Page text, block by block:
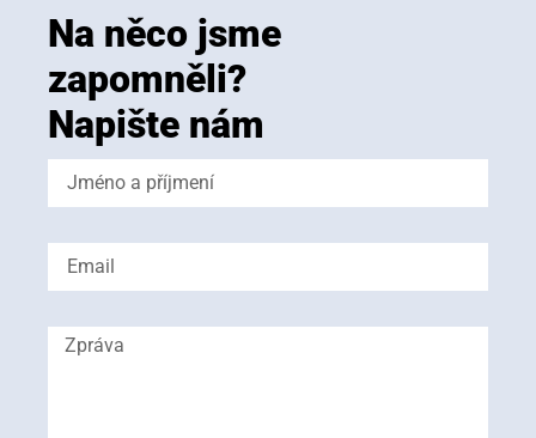
Na něco jsme
zapomněli?
Napište nám